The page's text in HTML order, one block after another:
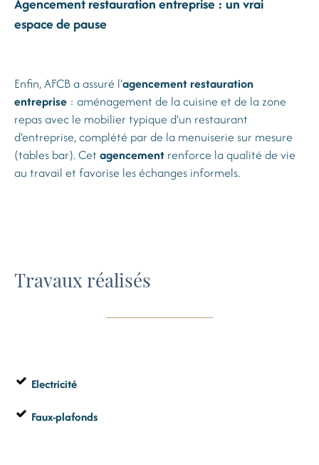
Agencement restauration entreprise : un vrai
espace de pause
Enfin, AFCB a assuré l’agencement restauration
entreprise : aménagement de la cuisine et de la zone
repas avec le mobilier typique d’un restaurant
d’entreprise, complété par de la menuiserie sur mesure
(tables bar). Cetagencement renforce la qualité de vie
au travail et favorise les échanges informels.
Travaux réalisés
Electricité
Faux-plafonds